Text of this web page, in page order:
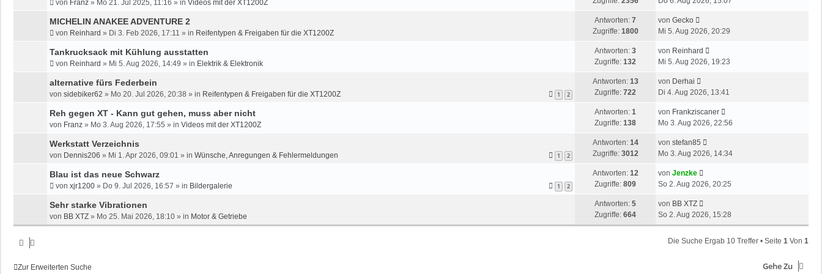
B
i
r
a
t
r
B
i
r
a
von Franz » Mo 21. Jul 2025, 11:16 » in Videos mit der XT1200Z
z
t
r
B
i
r
a
MICHELIN ANAKEE ADVENTURE 2
von Reinhard » Di 3. Feb 2026, 17:11 » in Reifentypen & Freigaben für die XT1200Z
Antworten: 7
Zugriffe: 1800
L
e
z
t
r
B
i
r
a
von Gecko
Mi 5. Aug 2026, 20:29
Tankrucksack mit Kühlung ausstatten
von Reinhard » Mi 5. Aug 2026, 14:49 » in Elektrik & Elektronik
Antworten: 3
Zugriffe: 132
L
e
z
t
r
B
i
r
a
von Reinhard
Mi 5. Aug 2026, 19:23
alternative fürs Federbein
von sidebiker62 » Mo 20. Jul 2026, 20:38 » in Reifentypen & Freigaben für die XT1200Z 1 2
Antworten: 13
Zugriffe: 722
L
e
z
t
r
B
i
r
a
g
von Derhai
Di 4. Aug 2026, 13:41
Reh gegen XT - Kann gut gehen, muss aber nicht
von Franz » Mo 3. Aug 2026, 17:55 » in Videos mit der XT1200Z
Antworten: 1
Zugriffe: 138
L
e
z
t
r
B
i
von Frankziscaner
Mo 3. Aug 2026, 22:56
Werkstatt Verzeichnis
von Dennis206 » Mi 1. Apr 2026, 09:01 » in Wünsche, Anregungen & Fehlermeldungen 1 2
Antworten: 14
Zugriffe: 3012
L
e
z
t
r
B
von stefan85
Mo 3. Aug 2026, 14:34
Blau ist das neue Schwarz
von xjr1200 » Do 9. Jul 2026, 16:57 » in Bildergalerie 1 2
Antworten: 12
Zugriffe: 809
L
e
z
t
e
von Jenzke
So 2. Aug 2026, 20:25
Sehr starke Vibrationen
von BB XTZ » Mo 25. Mai 2026, 18:10 » in Motor & Getriebe
Antworten: 5
Zugriffe: 664
L
e
t
von BB XTZ
So 2. Aug 2026, 15:28
Die Suche Ergab 10 Treffer • Seite 1 Von 1
Zur Erweiterten Suche Gehe Zu